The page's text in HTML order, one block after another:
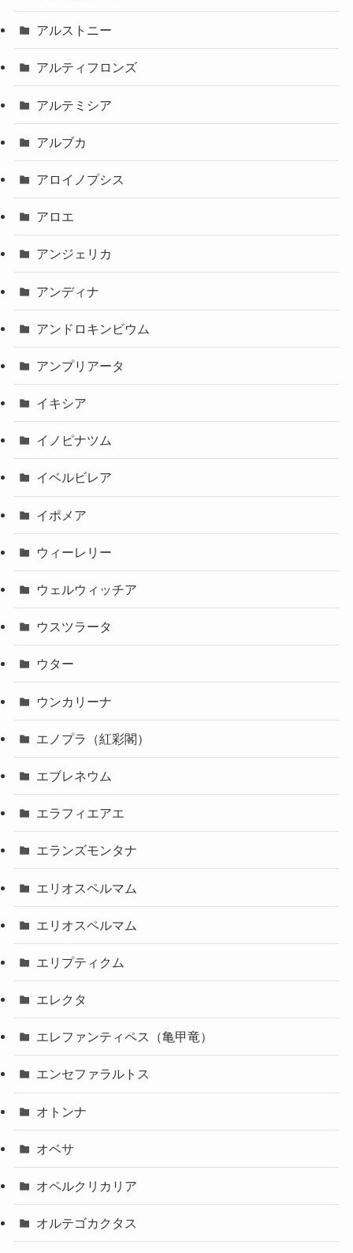
アルストニー
アルティフロンズ
アルテミシア
アルブカ
アロイノプシス
アロエ
アンジェリカ
アンディナ
アンドロキンビウム
アンプリアータ
イキシア
イノピナツム
イベルビレア
イポメア
ウィーレリー
ウェルウィッチア
ウスツラータ
ウター
ウンカリーナ
エノプラ（紅彩閣）
エブレネウム
エラフィエアエ
エランズモンタナ
エリオスペルマム
エリオスペルマム
エリプティクム
エレクタ
エレファンティペス（亀甲竜）
エンセファラルトス
オトンナ
オベサ
オペルクリカリア
オルテゴカクタス